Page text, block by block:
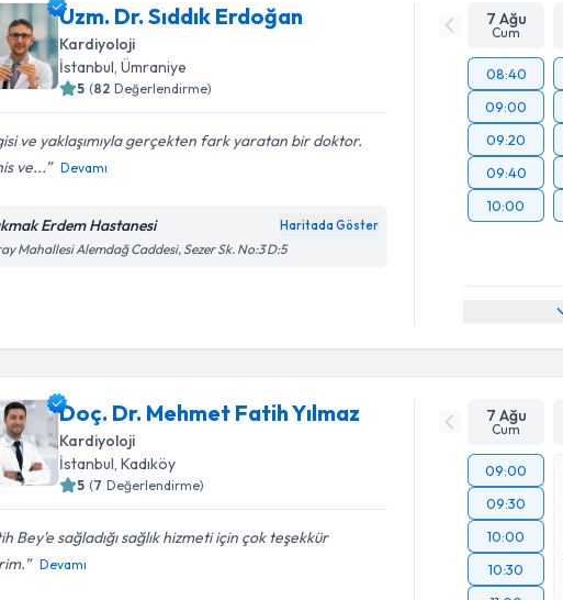
Uzm. Dr. Sıddık Erdoğan
Kardiyoloji
İstanbul , Ümraniye
5 (82 Değerlendirme)
ve yaklaşımıyla gerçekten fark yaratan bir doktor.
ve...
Devamı
Erdem Hastanesi Haritada Göster
Mahallesi Alemdağ Caddesi, Sezer Sk. No:3 D:5
7 Ağu
Cum
08:40
09:00
09:20
09:40
10:00
Doç. Dr. Mehmet Fatih Yılmaz
Kardiyoloji
İstanbul, Kadıköy
5 (7 Değerlendirme)
Bey'e sağladığı sağlık hizmeti için çok teşekkür
Devamı
7 Ağu
Cum
09:00
09:30
10:00
10:30